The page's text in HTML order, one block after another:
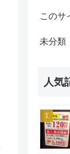
このサ
未分類
人気